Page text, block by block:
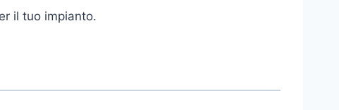
il tuo impianto.